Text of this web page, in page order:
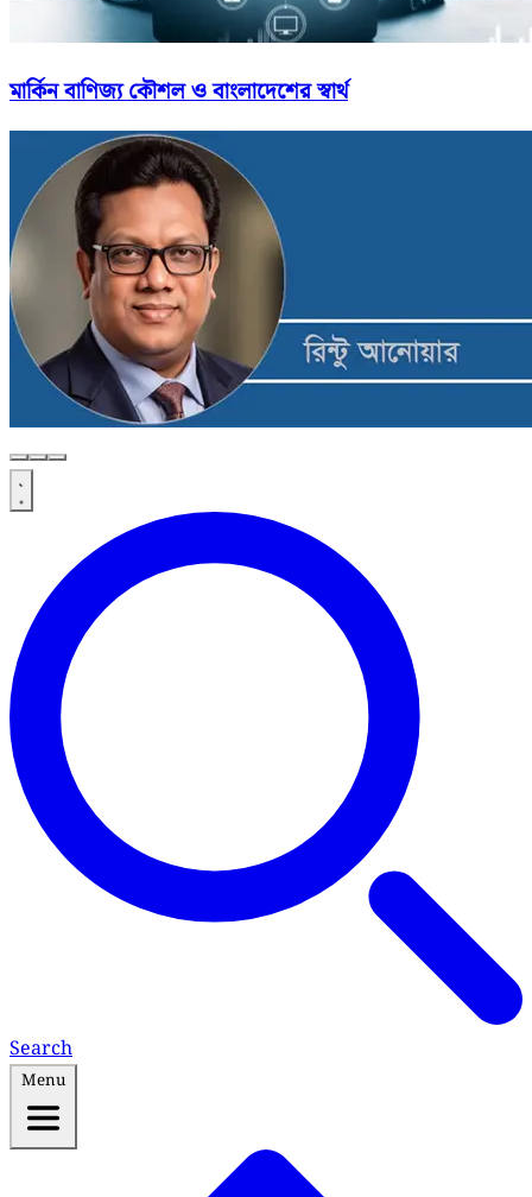
মার্কিন বাণিজ্য কৌশল ও বাংলাদেশের স্বার্থ
Search
Menu